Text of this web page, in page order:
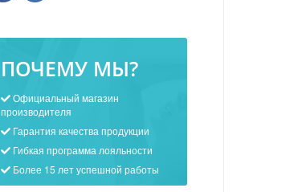
ПОЧЕМУ МЫ?
Официальный магазин
производителя
Гарантия качества продукции
Гибкая программа лояльности
Более 15 лет успешной работы